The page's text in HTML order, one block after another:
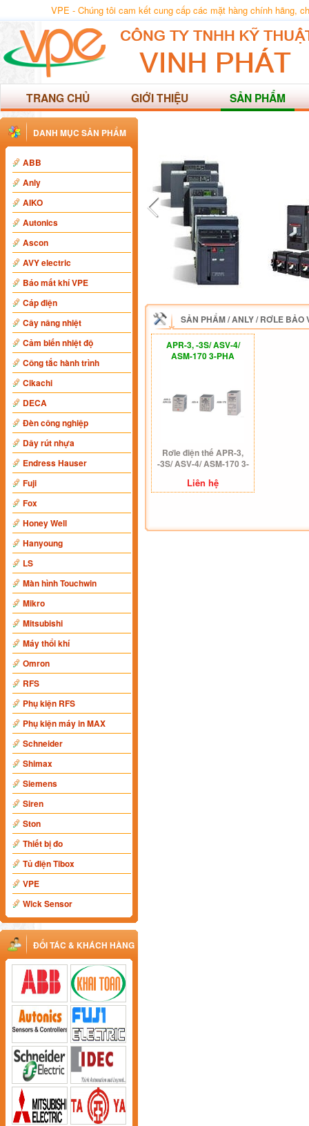
VPE - Chúng tôi cam kết cung cấp các mặt hàng chính hãng,
TRANG CHỦ GIỚI THIỆU SẢN PHẨM
DANH MỤC SẢN PHẨM
ABB
Anly
AIKO
Autonics
Ascon
AVY electric
Báo mất khí VPE
Cáp điện
Cây nâng nhiệt
Cảm biến nhiệt độ
Công tắc hành trình
Cikachi
DECA
Đèn công nghiệp
Dây rút nhựa
Endress Hauser
Fuji
Fox
Honey Well
Hanyoung
LS
Màn hình Touchwin
Mikro
Mitsubishi
Máy thổi khí
Omron
RFS
Phụ kiện RFS
Phụ kiện máy in MAX
Schneider
Shimax
Siemens
Siren
Ston
Thiết bị đo
Tủ điện Tibox
VPE
Wick Sensor
ĐỐI TÁC & KHÁCH HÀNG
SẢN PHẨM/ANLY/RƠLE BẢO
APR-3, -3S/ ASV-4/
ASM-170 3-PHA
Rơle điện thế APR-3,
-3S/ ASV-4/ ASM-170 3-
Liên hệ